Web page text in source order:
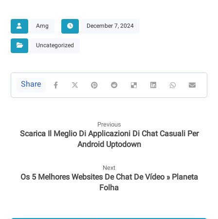
Amg December 7, 2024
Uncategorized
Previous
Scarica Il Meglio Di Applicazioni Di Chat Casuali Per
Android Uptodown
Next
Os 5 Melhores Websites De Chat De Vídeo » Planeta
Folha